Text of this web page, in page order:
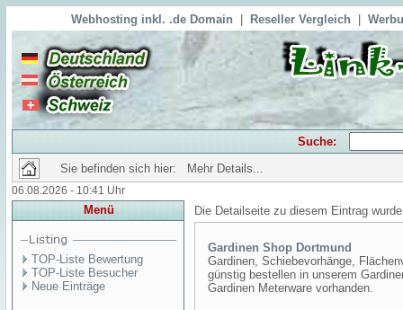
Webhosting inkl. .de Domain Reseller Vergleich
Suche:
Sie befinden sich hier: Mehr Details...
06.08.2026 - 10:41 Uhr
Menü
TOP-Liste Bewertung
TOP-Liste Besucher
Neue Einträge
Die Detailseite zu diesem Eintrag
Gardinen Shop Dortmund
Gardinen, Schiebevorhänge,
günstig bestellen in unserem
Gardinen Meterware vorhanden.